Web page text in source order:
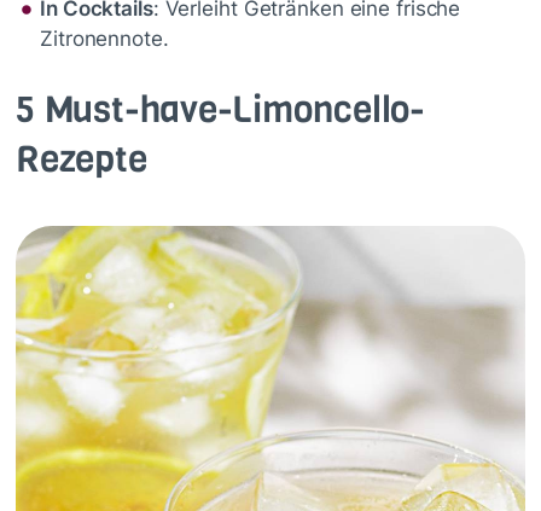
In Cocktails: Verleiht Getränken eine frische
Zitronennote.
5 Must-have-Limoncello-
Rezepte